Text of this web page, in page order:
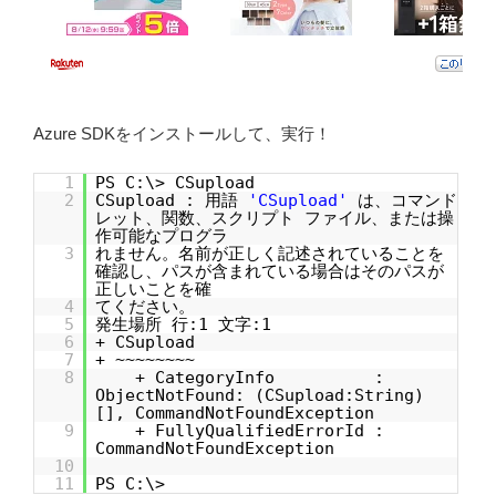
Azure SDKをインストールして、実行！
1
PS C:\> CSupload
2
CSupload : 用語 'CSupload'
は、コマンド
レット、関数、スクリプト ファイル、または操
作可能なプログラ
3
れません。名前が正しく記述されていることを
確認し、パスが含まれている場合はそのパスが
正しいことを確
4
てください。
5
発生場所 行:1 文字:1
6
+ CSupload
7
+ ~~~~~~~~
8
+ CategoryInfo :
ObjectNotFound: (CSupload:String)
[], CommandNotFoundException
9
+ FullyQualifiedErrorId :
CommandNotFoundException
10
11
PS C:\>